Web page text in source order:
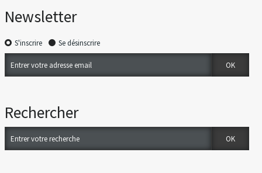
Newsletter
S'inscrire Se désinscrire
Rechercher